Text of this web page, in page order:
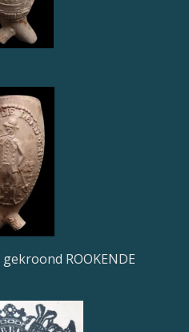
ROOKENDE